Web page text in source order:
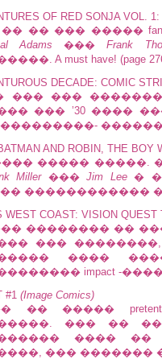
OF RED SONJA VOL.
�� ��� �����
Adams ���Frank
A must have! (page
DECADE: COMIC
��� ���
��� ’30 ����
AND ROBIN, THE BOY
����� �����.
Miller��� Jim Lee�
������������ ��
WEST COAST: VISION
�������� ��
���
����
impact -
#1 (Image Comics)
�� �����
��� ��
����
��� �������